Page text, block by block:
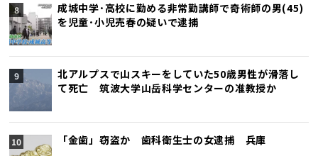
成城中学･高校に勤める非常勤講師で奇術師の男(45)
を児童･小児売春の疑いで逮捕
北アルプスで山スキーをしていた50歳男性が滑落し
て死亡 筑波大学山岳科学センターの准教授か
「金歯」窃盗か 歯科衛生士の女逮捕 兵庫